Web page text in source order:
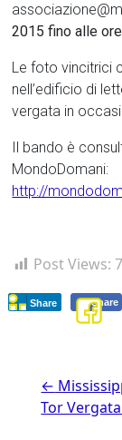
2015 fino alle
Le foto vincitrici
nell’edificio di
vergata in
Il bando è
MondoDomani:
http://
Post Views:
Share
Share
←
Tor